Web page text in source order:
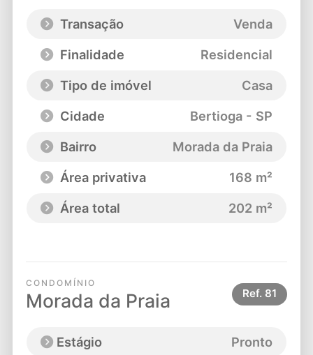
Transação
Venda
Finalidade
Residencial
Tipo de imóvel
Casa
Cidade
Bertioga - SP
Bairro
Morada da Praia
Área privativa
168 m²
Área total
202 m²
CONDOMÍNIO
Morada da Praia Ref. 81
Estágio Pronto